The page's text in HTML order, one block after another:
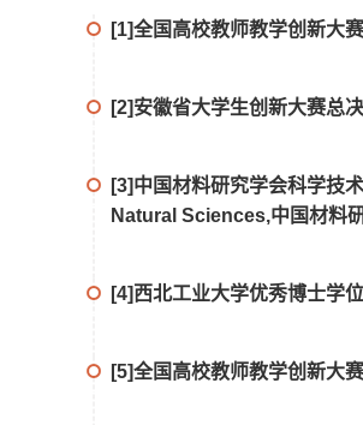
[1]全国高校教师教学创新大
[2]安徽省大学生创新大赛总
[3]中国材料研究学会科学技
Natural Sciences,中国材料
[4]西北工业大学优秀博士学
[5]全国高校教师教学创新大